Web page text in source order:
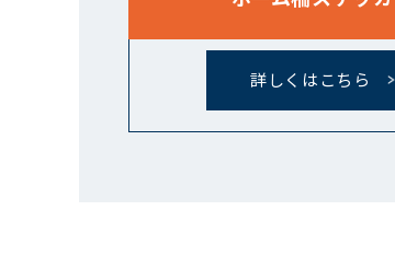
詳しくはこちら